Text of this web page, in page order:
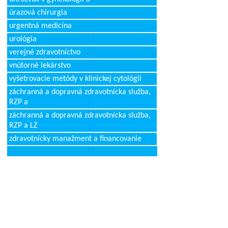
úrazová chirurgia
urgentná medicína
urológia
verejné zdravotníctvo
vnútorné lekárstvo
vyšetrovacie metódy v klinickej cytológii
záchranná a dopravná zdravotnícka služba,
RZP a
záchranná a dopravná zdravotnícka služba,
RZP a LZ
zdravotnícky manažment a financovanie